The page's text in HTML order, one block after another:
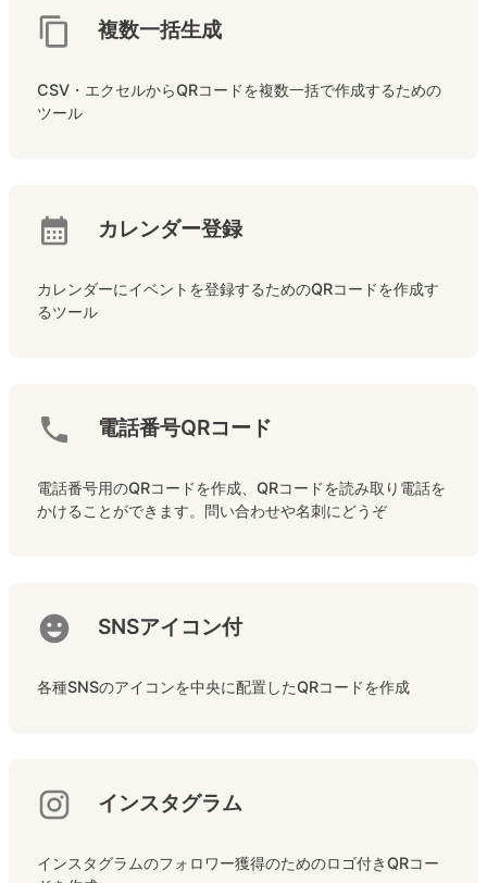
複数一括生成
CSV・エクセルからQRコードを複数一括で作成するための
ツール
カレンダー登録
カレンダーにイベントを登録するためのQRコードを作成す
るツール
電話番号QRコード
電話番号用のQRコードを作成、QRコードを読み取り電話を
かけることができます。問い合わせや名刺にどうぞ
SNSアイコン付
各種SNSのアイコンを中央に配置したQRコードを作成
インスタグラム
インスタグラムのフォロワー獲得のためのロゴ付きQRコー